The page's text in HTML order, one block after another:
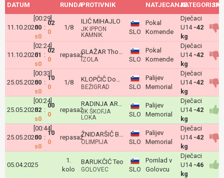
DATUM RUNDAPROTIVNIK NATJECANJEKATEGORIJA
11.10.2025
[00:29]
00
s0
:
02
0
1/8
ILIĆ MIHAJLO
JK IPPON
KAMNIK
SLO
Pokal
Komende
Dječaci
U14 -42
kg
11.10.2025
[02:24]
01
s0
:
02
0
repasaž GLAŽAR Thomas
IZOLA SLO
Pokal
Komende
Dječaci
U14 -42
kg
25.05.2025
[00:33]
00
s0
:
10
0
1/8 KLOPČIČ Domen
BEŽIGRAD SLO
Palijev
Memorial
Dječaci
U14 -42
kg
25.05.2025
[00:24]
02
s0
:
00
0
repasaž
RADINJA ARNUŠ Brin
JK ŠKOFJA
LOKA
SLO
Palijev
Memorial
Dječaci
U14 -42
kg
25.05.2025
[00:44]
00
s0
:
10
0
repasaž ŽNIDARŠIČ Beno
OLIMPIJA SLO
Palijev
Memorial
Dječaci
U14 -42
kg
05.04.2025
1.
kolo
BARUKČIĆ Teo
GOLOVEC SLO
Pomlad v
Golovcu
Dječaci
U14 -46
kg